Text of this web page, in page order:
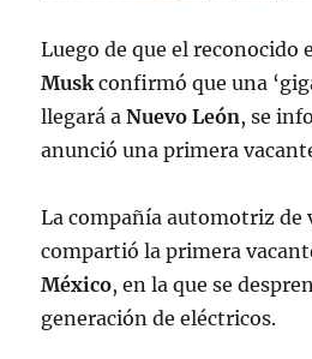
Luego de que el reconocido
Muskconfirmó que una
llegará aNuevo León, se
anunció una primera
La compañía automotriz de
compartió la primera
México, en la que se
generación de eléctricos.